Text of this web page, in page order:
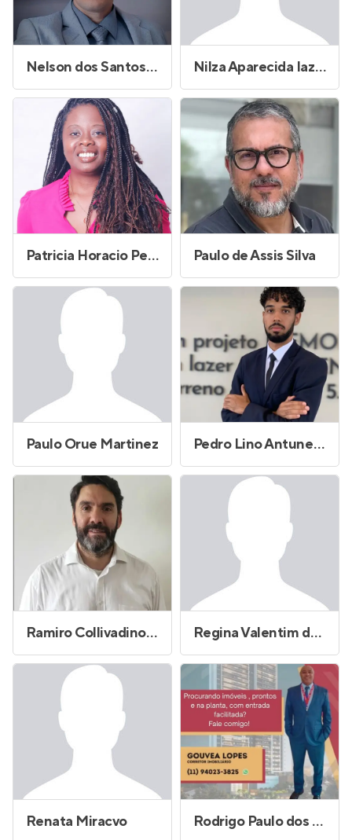
Nelson dos Santos Moura Junior Nilza Aparecida Iazzetti
Patricia Horacio Pereira Paulo de Assis Silva
Paulo Orue Martinez Pedro Lino Antunes Medeiros
Ramiro Collivadino Salvatierra Regina Valentim de Oliveira
Renata Miracvo Rodrigo Paulo dos Santos Maciel